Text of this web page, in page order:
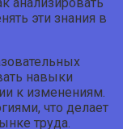
анализировать
эти знания в
навыки
к изменениям.
что делает
труда.